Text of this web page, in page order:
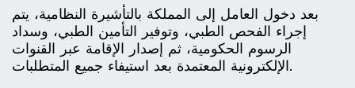
بعد دخول العامل إلى المملكة بالتأشيرة النظامية، يتم
إجراء الفحص الطبي، وتوفير التأمين الطبي، وسداد
الرسوم الحكومية، ثم إصدار الإقامة عبر القنوات
الإلكترونية المعتمدة بعد استيفاء جميع المتطلبات.